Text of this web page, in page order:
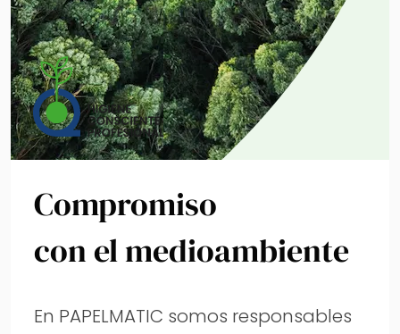
Compromiso
con el medioambiente
En PAPELMATIC somos responsables